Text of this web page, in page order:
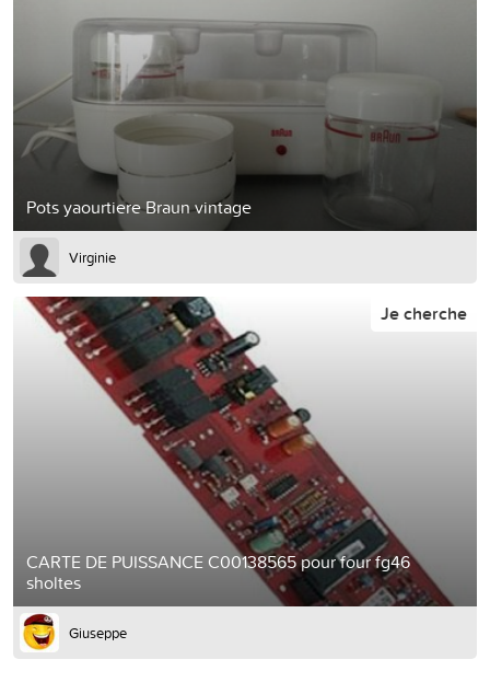
Pots yaourtiere Braun vintage
Virginie
CARTE DE PUISSANCE C00138565 pour four fg46
sholtes
Je cherche
Giuseppe